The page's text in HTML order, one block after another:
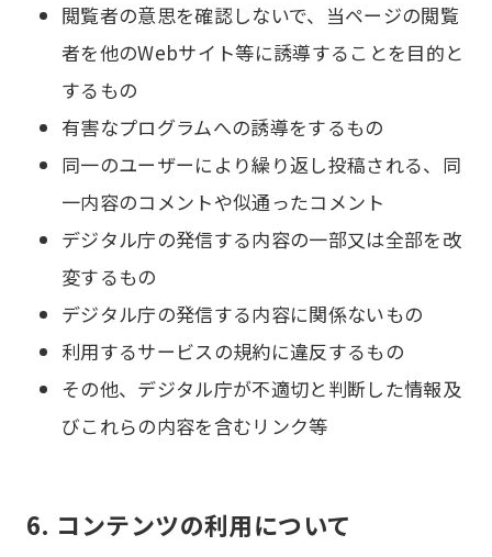
閲覧者の意思を確認しないで、当ページの閲覧
者を他のWebサイト等に誘導することを目的と
するもの
有害なプログラムへの誘導をするもの
同一のユーザーにより繰り返し投稿される、同
一内容のコメントや似通ったコメント
デジタル庁の発信する内容の一部又は全部を改
変するもの
デジタル庁の発信する内容に関係ないもの
利用するサービスの規約に違反するもの
その他、デジタル庁が不適切と判断した情報及
びこれらの内容を含むリンク等
6. コンテンツの利用について